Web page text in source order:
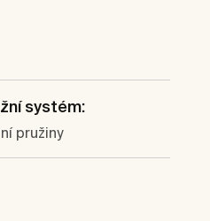
systém:
pružiny